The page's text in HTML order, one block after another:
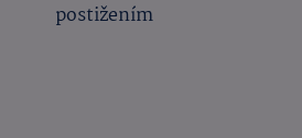
postižením